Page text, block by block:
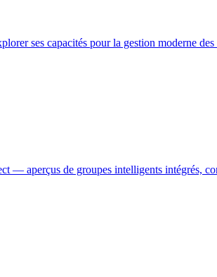
ses capacités pour la gestion moderne des
— aperçus de groupes intelligents intégrés,